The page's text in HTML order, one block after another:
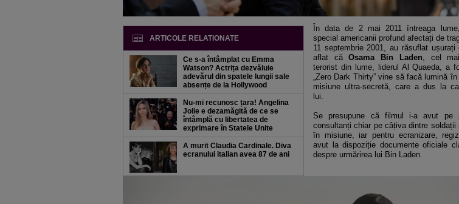
ARTICOLE RELATIONATE
Ce s-a întâmplat cu Emma
Watson? Actrița dezvăluie
adevărul din spatele lungii sale
absențe de la Hollywood
Nu-mi recunosc țara! Angelina
Jolie e dezamăgită de ce se
întâmplă cu libertatea de
exprimare în Statele Unite
A murit Claudia Cardinale. Diva
ecranului italian avea 87 de ani
În data de 2 mai 2011 întreaga
special americanii profund afectați de
11 septembrie 2001, au răsuflat ușurați
aflat căOsama Bin Laden, cel
terorist din lume, liderul Al Quaeda, a
„Zero Dark Thirty” vine să facă lumină
misiune ultra-secretă, care a dus la
lui.
Se presupune că filmul i-a avut pe
consultanți chiar pe câțiva dintre soldații
în misiune, iar pentru ecranizare,
avut la dispoziție documente oficiale
despre urmărirea lui Bin Laden.